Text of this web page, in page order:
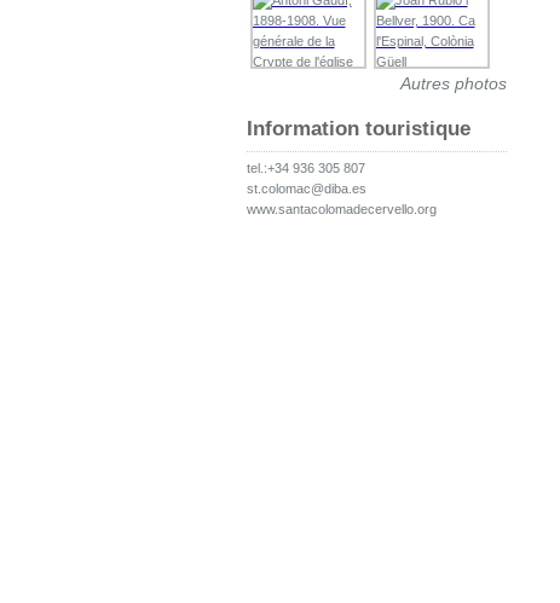
Autres photos
Information touristique
tel.:+34 936 305 807
st.colomac@diba.es
www.santacolomadecervello.org